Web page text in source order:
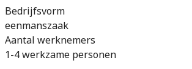
Bedrijfsvorm
eenmanszaak
Aantal werknemers
1-4 werkzame personen